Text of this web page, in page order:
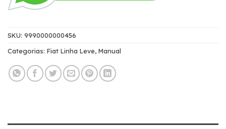
SKU: 9990000000456
Categorias: Fiat Linha Leve, Manual